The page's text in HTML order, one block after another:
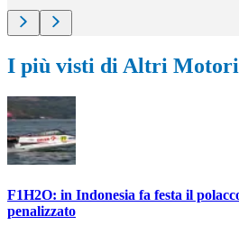
I più visti di Altri Motori
F1H2O: in Indonesia fa festa il
penalizzato